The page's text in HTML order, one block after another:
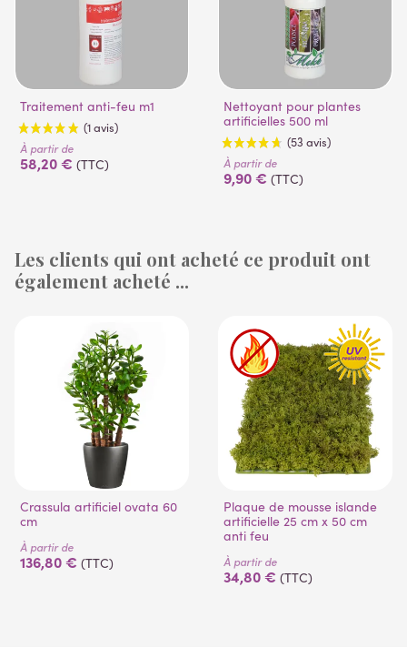
Traitement anti-feu m1
À partir de
58,20 € (TTC)
Nettoyant pour plantes
artificielles 500 ml
(53 avis)
À partir de
9,90 € (TTC)
Les clients qui ont acheté ce produit ont
également acheté ...
Crassula artificiel ovata 60
cm
À partir de
136,80 € (TTC)
Plaque de mousse islande
artificielle 25 cm x 50 cm
anti feu
À partir de
34,80 € (TTC)